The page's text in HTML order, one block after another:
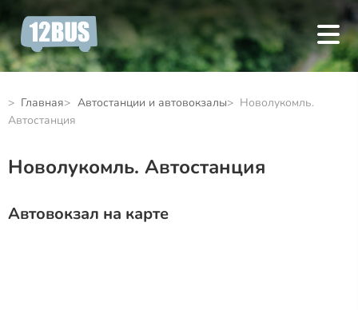
Главная Автостанции и автовокзалы
Новолукомль.
Автостанция
Новолукомль. Автостанция
Автовокзал на карте